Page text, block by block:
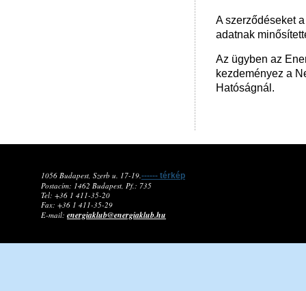
A szerződéseket
adatnak
Az ügyben az
kezdeményez a
Hatóságnál.
1056 Budapest, Szerb u. 17-19.------ térkép
Postacím: 1462 Budapest, Pf.: 735
Tel: +36 1 411-35-20
Fax: +36 1 411-35-29
E-mail: energiaklub@energiaklub.hu